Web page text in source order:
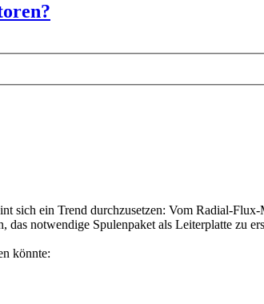
sich ein Trend durchzusetzen: Vom Radial-
das notwendige Spulenpaket als Leiterplatte zu
könnte: